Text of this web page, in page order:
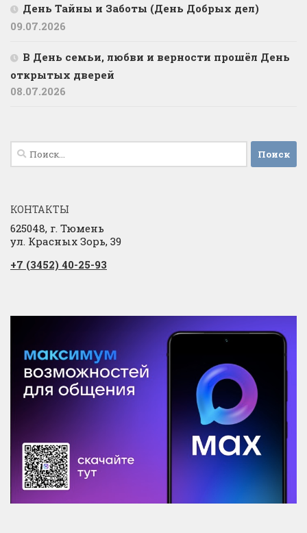
День Тайны и Заботы (День Добрых дел)
09.07.2026
В День семьи, любви и верности прошёл День
открытых дверей
08.07.2026
Найти:
КОНТАКТЫ
625048, г. Тюмень
ул. Красных Зорь, 39
+7 (3452) 40-25-93